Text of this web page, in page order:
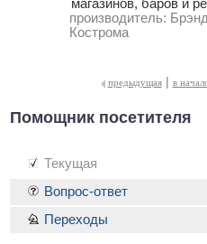
магазинов, баров и
производитель:
Кострома
предыдущая | в
Помощник посетителя
Текущая
Вопрос-ответ
Переходы